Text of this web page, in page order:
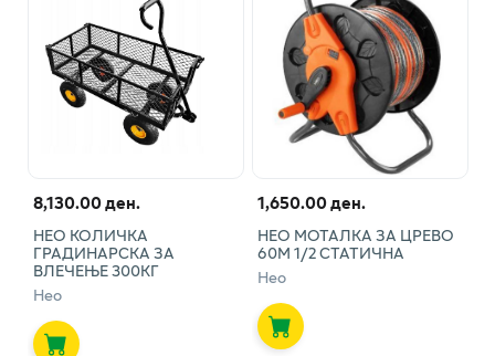
8,130.00 ден.
НЕО КОЛИЧКА
ГРАДИНАРСКА ЗА
ВЛЕЧЕЊЕ 300КГ
Нео
1,650.00 ден.
НЕО МОТАЛКА ЗА ЦРЕВО
60М 1/2 СТАТИЧНА
Нео